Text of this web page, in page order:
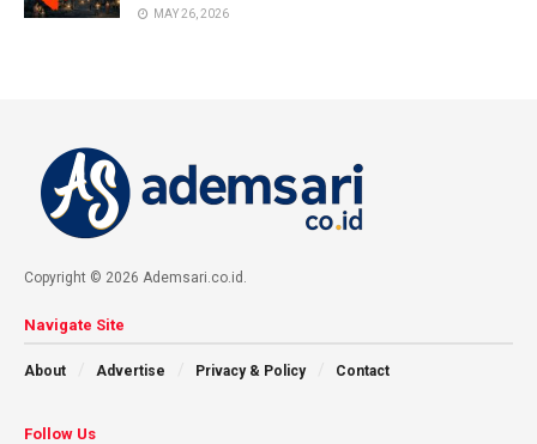
MAY 26, 2026
Copyright © 2026 Ademsari.co.id.
Navigate Site
About Advertise Privacy & Policy Contact
Follow Us